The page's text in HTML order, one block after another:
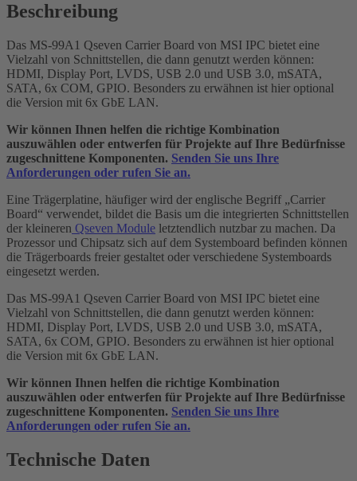
Beschreibung
Das MS-99A1 Qseven Carrier Board von MSI IPC bietet eine
Vielzahl von Schnittstellen, die dann genutzt werden können:
HDMI, Display Port, LVDS, USB 2.0 und USB 3.0, mSATA,
SATA, 6x COM, GPIO. Besonders zu erwähnen ist hier optional
die Version mit 6x GbE LAN.
Wir können Ihnen helfen die richtige Kombination
auszuwählen oder entwerfen für Projekte auf Ihre Bedürfnisse
zugeschnittene Komponenten. Senden Sie uns Ihre
Anforderungen oder rufen Sie an.
Eine Trägerplatine, häufiger wird der englische Begriff „Carrier
Board“ verwendet, bildet die Basis um die integrierten Schnittstellen
der kleineren Qseven Module letztendlich nutzbar zu machen. Da
Prozessor und Chipsatz sich auf dem Systemboard befinden können
die Trägerboards freier gestaltet oder verschiedene Systemboards
eingesetzt werden.
Das MS-99A1 Qseven Carrier Board von MSI IPC bietet eine
Vielzahl von Schnittstellen, die dann genutzt werden können:
HDMI, Display Port, LVDS, USB 2.0 und USB 3.0, mSATA,
SATA, 6x COM, GPIO. Besonders zu erwähnen ist hier optional
die Version mit 6x GbE LAN.
Wir können Ihnen helfen die richtige Kombination
auszuwählen oder entwerfen für Projekte auf Ihre Bedürfnisse
zugeschnittene Komponenten. Senden Sie uns Ihre
Anforderungen oder rufen Sie an.
Technische Daten